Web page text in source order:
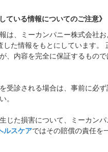
している情報についてのご注意》
は、ミーカンパニー株式会社お
した情報をもとにしています。
、内容を完全に保証するもの
受診される場合は、事前に必
。
じた損害について、ミーカン
ルスケアではその賠償の責任を